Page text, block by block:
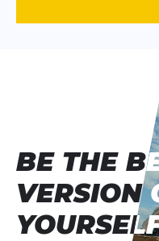
BE THE
VERSION
BE THE
VERSION